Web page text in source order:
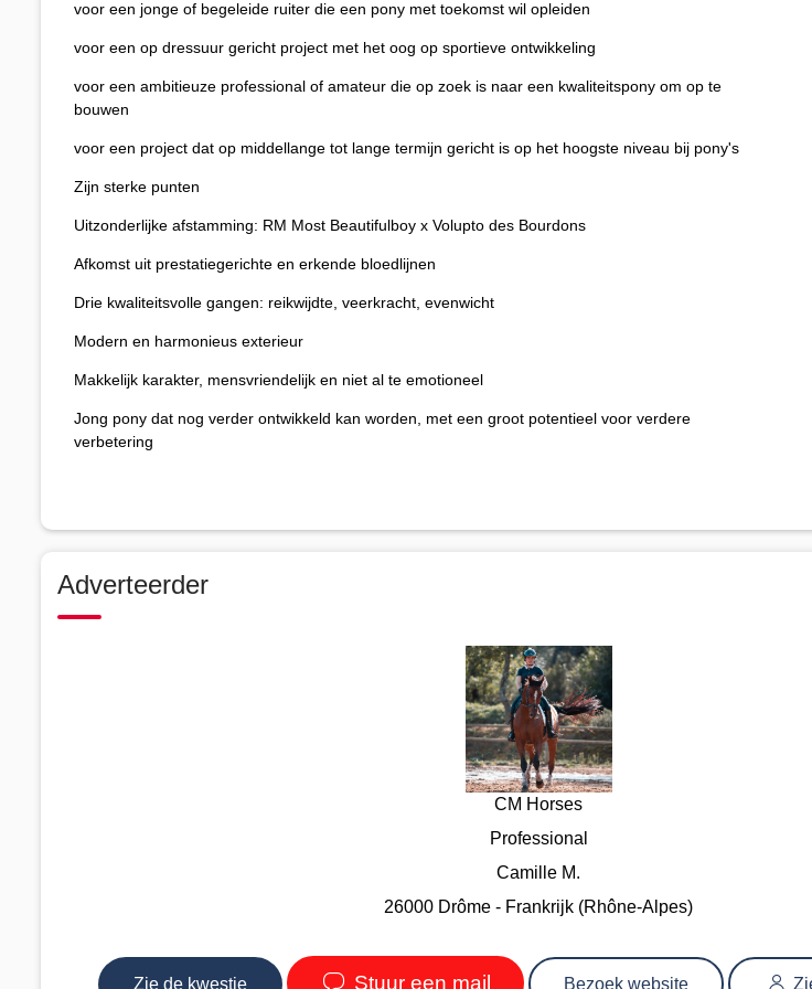
voor een jonge of begeleide ruiter die een pony met toekomst wil opleiden
voor een op dressuur gericht project met het oog op sportieve ontwikkeling
voor een ambitieuze professional of amateur die op zoek is naar een kwaliteitspony om op te
bouwen
voor een project dat op middellange tot lange termijn gericht is op het hoogste niveau bij pony's
Zijn sterke punten
Uitzonderlijke afstamming: RM Most Beautifulboy x Volupto des Bourdons
Afkomst uit prestatiegerichte en erkende bloedlijnen
Drie kwaliteitsvolle gangen: reikwijdte, veerkracht, evenwicht
Modern en harmonieus exterieur
Makkelijk karakter, mensvriendelijk en niet al te emotioneel
Jong pony dat nog verder ontwikkeld kan worden, met een groot potentieel voor verdere
verbetering
Adverteerder
CM Horses
Professional
Camille M.
26000 Drôme - Frankrijk (Rhône-Alpes)
Zie de kwestie Stuur een mail Bezoek website